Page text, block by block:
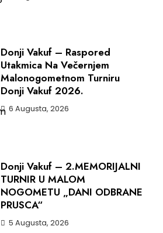
Donji Vakuf – Raspored
Utakmica Na Večernjem
Malonogometnom Turniru
Donji Vakuf 2026.
6 Augusta, 2026
Donji Vakuf – 2.MEMORIJALNI
TURNIR U MALOM
NOGOMETU „DANI ODBRANE
PRUSCA“
5 Augusta, 2026